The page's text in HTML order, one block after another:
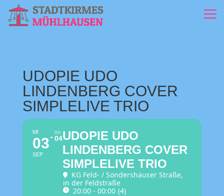
UDOPIE UDO
LINDENBERG COVER
SIMPLELIVE TRIO
MI
03
SEP
DO
04UDOPIE UDO
LINDENBERG COVER
SIMPLELIVE TRIO
KG Feld- / Sondershäuser Straße,
in der Feldstraße
20:00 - 00:00 (4)